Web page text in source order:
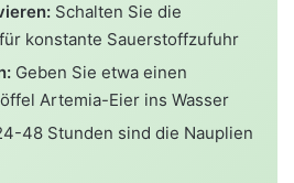
Schalten Sie die
konstante Sauerstoffzufuhr
Geben Sie etwa einen
Artemia-Eier ins Wasser
48 Stunden sind die Nauplien